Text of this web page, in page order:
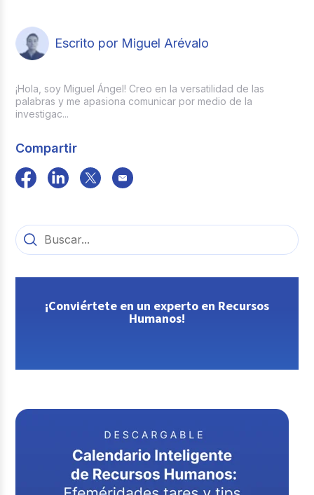
Escrito por Miguel Arévalo
¡Hola, soy Miguel Ángel! Creo en la versatilidad de las
palabras y me apasiona comunicar por medio de la
investigac...
Compartir
¡Conviértete en un experto en Recursos
Humanos!